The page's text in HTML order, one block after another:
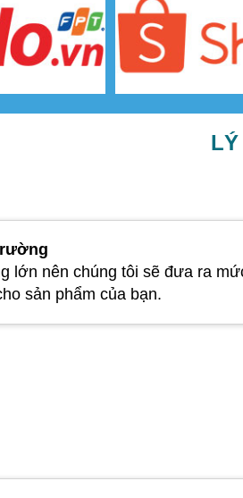
LÝ
lớn nên chúng tôi sẽ đưa ra
sản phẩm của bạn.